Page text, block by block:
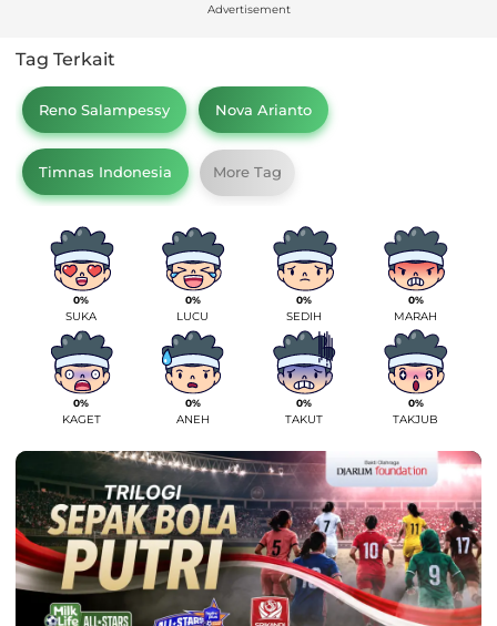
Advertisement
Tag Terkait
Reno Salampessy Nova Arianto
Timnas Indonesia More Tag
0%
SUKA
0%
LUCU
0%
SEDIH
0%
MARAH
0%
KAGET
0%
ANEH
0%
TAKUT
0%
TAKJUB